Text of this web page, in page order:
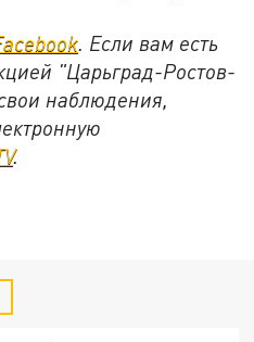
. Если вам есть
"Царьград-Ростов-
наблюдения,
.